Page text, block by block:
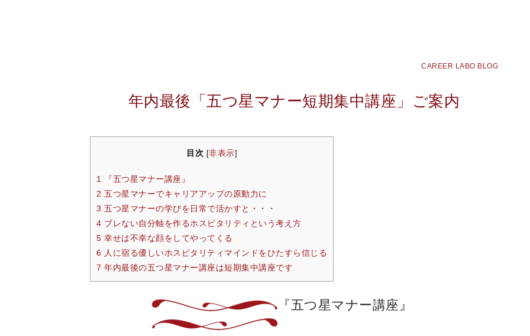
CAREER LABO BLOG
年内最後「五つ星マナー短期集中講座」ご案内
目次 非表示
1 『五つ星マナー講座』
2 五つ星マナーでキャリアアップの原動力に
3 五つ星マナーの学びを日常で活かすと・・・
4 ブレない自分軸を作るホスピタリティという考え方
5 幸せは不幸な顔をしてやってくる
6 人に宿る優しいホスピタリティマインドをひたすら信じる
7 年内最後の五つ星マナー講座は短期集中講座です
『五つ星マナー講座』